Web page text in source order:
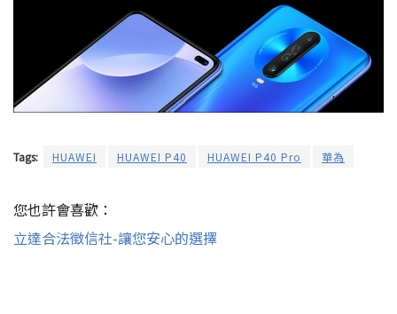
Tags: HUAWEI HUAWEI P40 HUAWEI P40 Pro 華為
您也許會喜歡：
立達合法徵信社-讓您安心的選擇